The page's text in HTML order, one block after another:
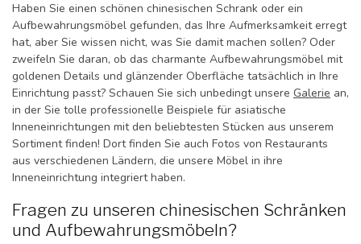
Haben Sie einen schönen chinesischen Schrank oder ein
Aufbewahrungsmöbel gefunden, das Ihre Aufmerksamkeit erregt
hat, aber Sie wissen nicht, was Sie damit machen sollen? Oder
zweifeln Sie daran, ob das charmante Aufbewahrungsmöbel mit
goldenen Details und glänzender Oberfläche tatsächlich in Ihre
Einrichtung passt? Schauen Sie sich unbedingt unsere Galerie an,
in der Sie tolle professionelle Beispiele für asiatische
Inneneinrichtungen mit den beliebtesten Stücken aus unserem
Sortiment finden! Dort finden Sie auch Fotos von Restaurants
aus verschiedenen Ländern, die unsere Möbel in ihre
Inneneinrichtung integriert haben.
Fragen zu unseren chinesischen Schränken
und Aufbewahrungsmöbeln?